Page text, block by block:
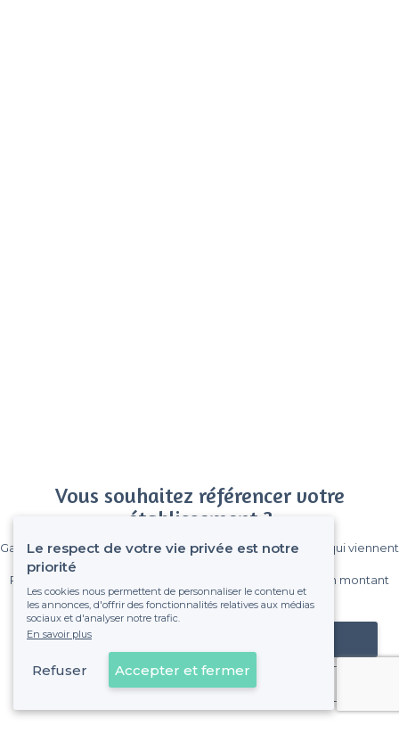
Vous souhaitez référencer votre
établissement ?
Gagnez de nombreux clients parmi le million de visiteurs qui viennent
Pas de commissions et sans engagement, vous payez un montant
fixe sans risque de voir déraper la facture.
Référencer mon établissement
Déjà client
Le respect de votre vie privée est notre
priorité
Les cookies nous permettent de personnaliser le contenu et
les annonces, d'offrir des fonctionnalités relatives aux médias
sociaux et d'analyser notre trafic.
En savoir plus
Refuser Accepter et fermer